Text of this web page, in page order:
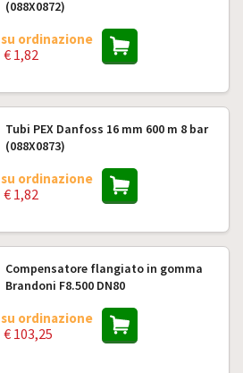
(088X0872)
su ordinazione
€ 1,82
Tubi PEX Danfoss 16 mm 600 m 8 bar
(088X0873)
su ordinazione
€ 1,82
Compensatore flangiato in gomma
Brandoni F8.500 DN80
su ordinazione
€ 103,25